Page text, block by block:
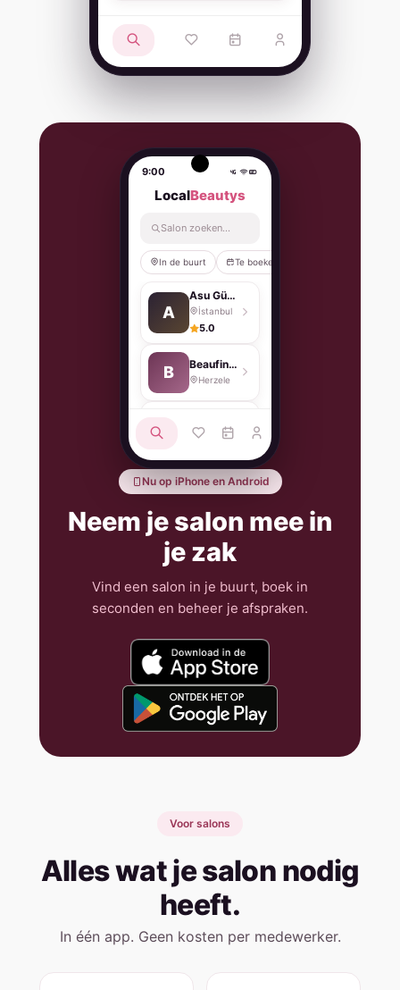
Nu op iPhone en Android
Neem je salon mee in
je zak
Vind een salon in je buurt, boek in
seconden en beheer je afspraken.
9:00
LocalBeautys
Salon zoeken…
In de buurt Te boeken
A
Asu Güzellik Salonu
İstanbul
5.0
B Beaufiness
Herzele
Olen
E
Beautysalon Eden
Zwevegem
5.0
Voor salons
Alles wat je salon nodig
heeft.
In één app. Geen kosten per medewerker.